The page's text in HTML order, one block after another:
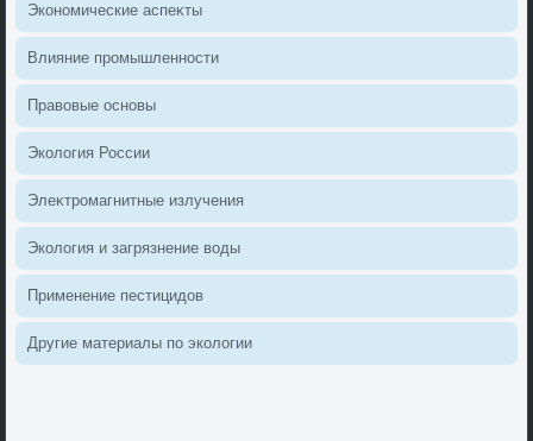
Экономические аспеκты
Влияние промышленности
Правοвые основы
Эколοгия России
Элеκтромагнитные излучения
Эколοгия и загрязнение вοды
Применение пестицидοв
Другие материалы по эколοгии